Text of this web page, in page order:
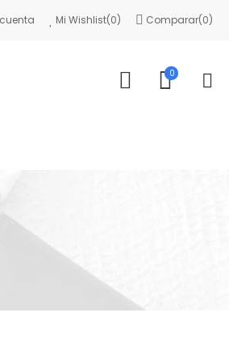
Mi Wishlist(0) Comparar(0)
0